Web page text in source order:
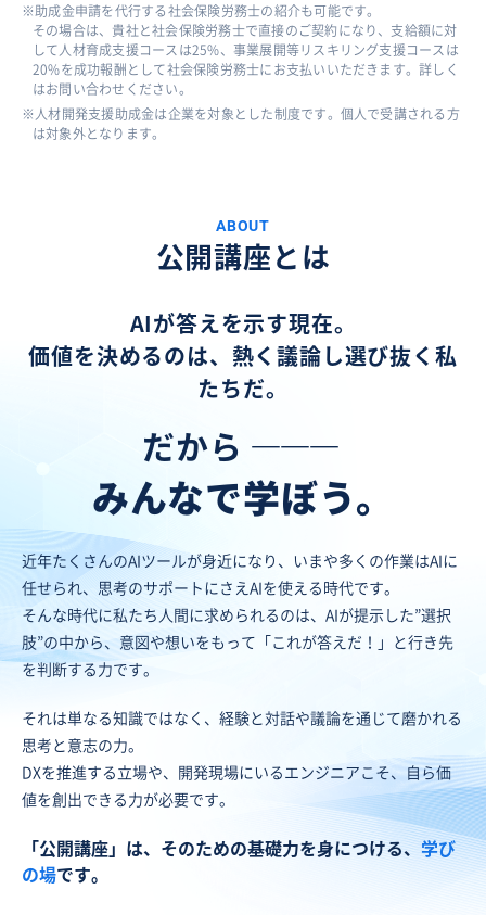
助成金申請を代行する社会保険労務士の紹介も可能です。
その場合は、貴社と社会保険労務士で直接のご契約になり、支給額に対
して人材育成支援コースは25%、事業展開等リスキリング支援コースは
20%を成功報酬として社会保険労務士にお支払いいただきます。詳しく
はお問い合わせください。
人材開発支援助成金は企業を対象とした制度です。個人で受講される方
は対象外となります。
ABOUT
公開講座とは
AIが答えを示す現在。
価値を決めるのは、熱く議論し選び抜く私
たちだ。
だから ―――
みんなで学ぼう。
近年たくさんのAIツールが身近になり、いまや多くの作業はAIに
任せられ、思考のサポートにさえAIを使える時代です。
そんな時代に私たち人間に求められるのは、AIが提示した”選択
肢”の中から、意図や想いをもって「これが答えだ！」と行き先
を判断する力です。
それは単なる知識ではなく、経験と対話や議論を通じて磨かれる
思考と意志の力。
DXを推進する立場や、開発現場にいるエンジニアこそ、自ら価
値を創出できる力が必要です。
「公開講座」は、そのための基礎力を身につける、学び
の場です。